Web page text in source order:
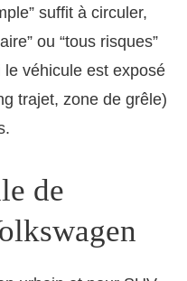
suffit à circuler,
ou “tous risques”
le véhicule est exposé
trajet, zone de grêle)
de